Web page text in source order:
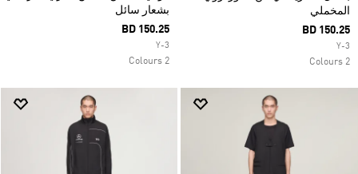
المخملي
BD 150.25
Y-3
2 Colours
بشعار سائل
BD 150.25
Y-3
2 Colours